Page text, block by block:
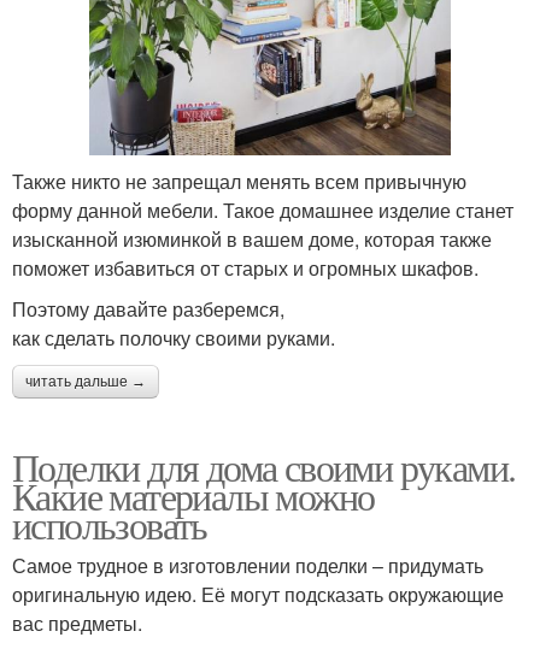
Также никто не запрещал менять всем привычную
форму данной мебели. Такое домашнее изделие станет
изысканной изюминкой в вашем доме, которая также
поможет избавиться от старых и огромных шкафов.
Поэтому давайте разберемся,
как сделать полочку своими руками.
читать дальше →
Поделки для дома своими руками.
Какие материалы можно
использовать
Самое трудное в изготовлении поделки – придумать
оригинальную идею. Её могут подсказать окружающие
вас предметы.